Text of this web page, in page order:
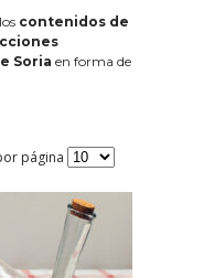
contenidos de
Soria en forma de
página